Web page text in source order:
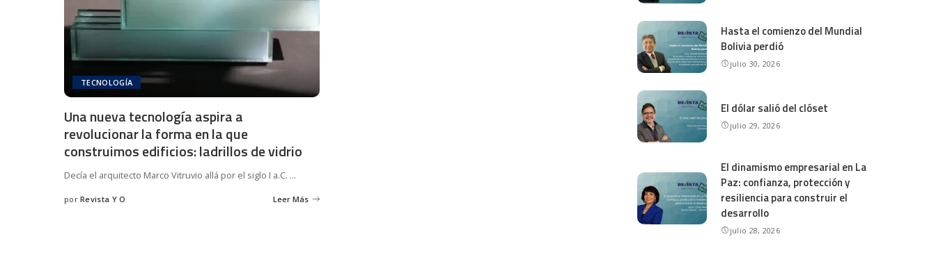
TECNOLOGÍA
Una nueva tecnología aspira a
revolucionar la forma en la que
construimos edificios: ladrillos de vidrio
Decía el arquitecto Marco Vitruvio allá por el siglo I a.C. ...
por Revista Y O Leer Más
Hasta el comienzo del Mundial
Bolivia perdió
julio 30, 2026
El dólar salió del clóset
julio 29, 2026
El dinamismo empresarial en La
Paz: confianza, protección y
resiliencia para construir el
desarrollo
julio 28, 2026